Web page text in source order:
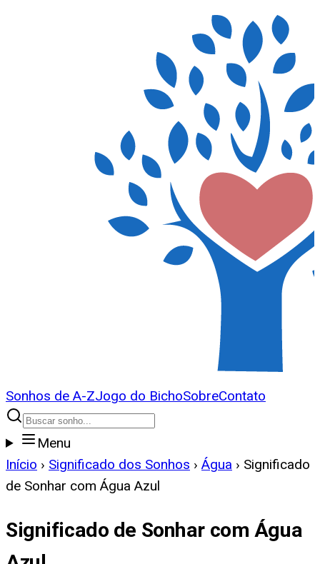
Sonhos de A-ZJogo do BichoSobreContato
Menu
Início › Significado dos Sonhos › Água › Significado
de Sonhar com Água Azul
Significado de Sonhar com Água